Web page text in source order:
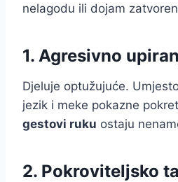
nelagodu ili dojam
1. Agresivno
Djeluje optužujuće.
jezik i meke pokazne
gestovi ruku ostaju
2. Pokroviteljsko